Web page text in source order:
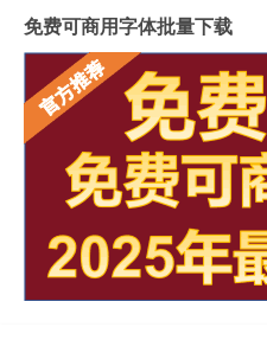
免费可商用字体批量下载